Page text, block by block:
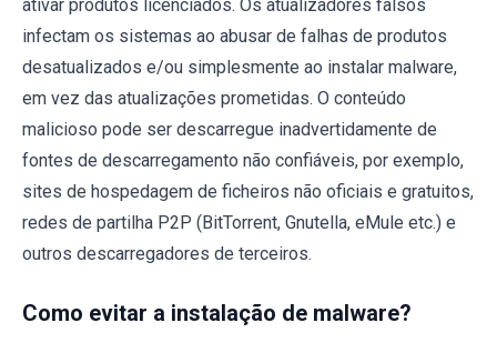
ativar produtos licenciados. Os atualizadores falsos
infectam os sistemas ao abusar de falhas de produtos
desatualizados e/ou simplesmente ao instalar malware,
em vez das atualizações prometidas. O conteúdo
malicioso pode ser descarregue inadvertidamente de
fontes de descarregamento não confiáveis, por exemplo,
sites de hospedagem de ficheiros não oficiais e gratuitos,
redes de partilha P2P (BitTorrent, Gnutella, eMule etc.) e
outros descarregadores de terceiros.
Como evitar a instalação de malware?